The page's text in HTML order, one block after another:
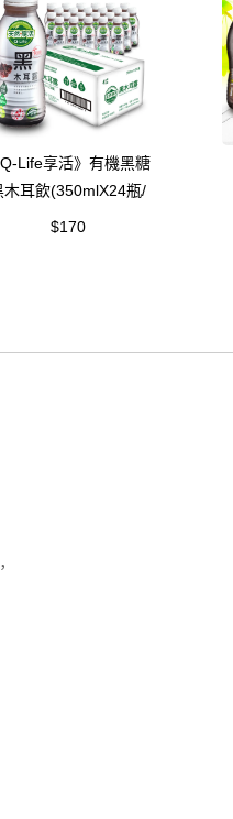
Q-Life享活》有機黑糖
木耳飲(350mlX24瓶/
箱)
$170